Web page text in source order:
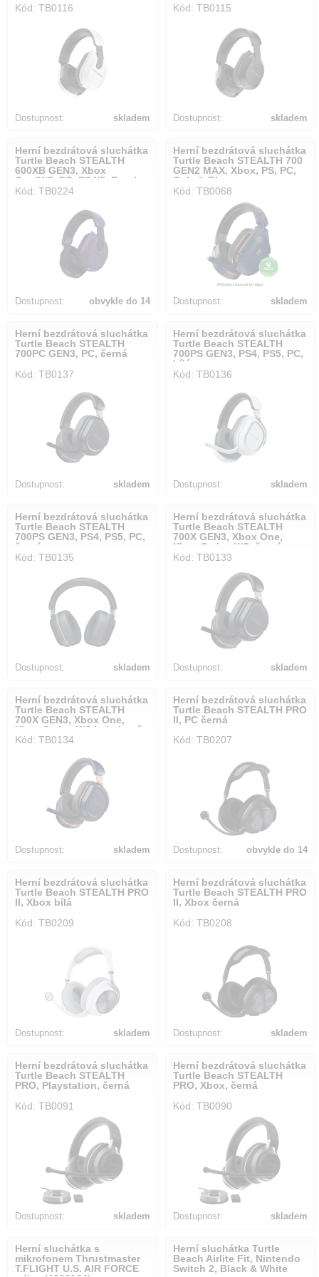
Kód: TB0116
Dostupnost: skladem
Kód: TB0115
Dostupnost: skladem
Herní bezdrátová sluchátka
Turtle Beach STEALTH
600XB GEN3, Xbox
One/X/S, PC, PS4/5, Purple
Kód: TB0224
Dostupnost:
obvykle do 14
Herní bezdrátová sluchátka
Turtle Beach STEALTH 700
GEN2 MAX, Xbox, PS, PC,
Cobalt Blue
Kód: TB0068
Dostupnost: skladem
Herní bezdrátová sluchátka
Turtle Beach STEALTH
700PC GEN3, PC, černá
Kód: TB0137
Dostupnost: skladem
Herní bezdrátová sluchátka
Turtle Beach STEALTH
700PS GEN3, PS4, PS5, PC,
bílá
Kód: TB0136
Dostupnost: skladem
Herní bezdrátová sluchátka
Turtle Beach STEALTH
700PS GEN3, PS4, PS5, PC,
černá
Kód: TB0135
Dostupnost: skladem
Herní bezdrátová sluchátka
Turtle Beach STEALTH
700X GEN3, Xbox One,
Xbox Series X/S, černá
Kód: TB0133
Dostupnost: skladem
Herní bezdrátová sluchátka
Turtle Beach STEALTH
700X GEN3, Xbox One,
Xbox Series X/S,kobaltově
modrá
Kód: TB0134
Dostupnost: skladem
Herní bezdrátová sluchátka
Turtle Beach STEALTH PRO
II, PC černá
Kód: TB0207
Dostupnost:
obvykle do 14
Herní bezdrátová sluchátka
Turtle Beach STEALTH PRO
II, Xbox bílá
Kód: TB0209
Dostupnost: skladem
Herní bezdrátová sluchátka
Turtle Beach STEALTH PRO
II, Xbox černá
Kód: TB0208
Dostupnost: skladem
Herní bezdrátová sluchátka
Turtle Beach STEALTH
PRO, Playstation, černá
Kód: TB0091
Dostupnost: skladem
Herní bezdrátová sluchátka
Turtle Beach STEALTH
PRO, Xbox, černá
Kód: TB0090
Dostupnost: skladem
Herní sluchátka s
mikrofonem Thrustmaster
T.FLIGHT U.S. AIR FORCE
Herní sluchátka Turtle
Beach Airlite Fit, Nintendo
Switch 2, Black & White